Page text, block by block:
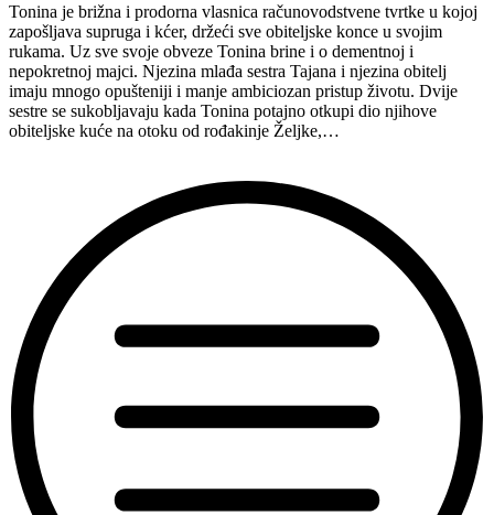
Tonina je brižna i prodorna vlasnica računovodstvene tvrtke u kojoj
zapošljava supruga i kćer, držeći sve obiteljske konce u svojim
rukama. Uz sve svoje obveze Tonina brine i o dementnoj i
nepokretnoj majci. Njezina mlađa sestra Tajana i njezina obitelj
imaju mnogo opušteniji i manje ambiciozan pristup životu. Dvije
sestre se sukobljavaju kada Tonina potajno otkupi dio njihove
obiteljske kuće na otoku od rođakinje Željke,…